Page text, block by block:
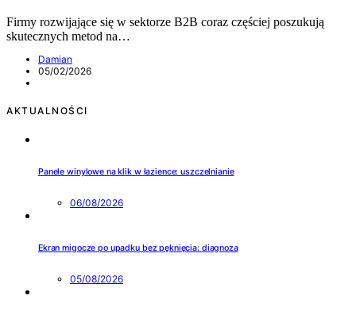
Firmy rozwijające się w sektorze B2B coraz częściej poszukują
skutecznych metod na…
Damian
05/02/2026
AKTUALNOŚCI
Panele winylowe na klik w łazience: uszczelnianie
06/08/2026
Ekran migocze po upadku bez pęknięcia: diagnoza
05/08/2026